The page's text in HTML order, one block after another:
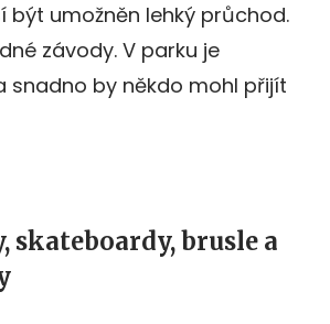
být umožněn lehký průchod.
závody. V parku je
snadno by někdo mohl přijít
skateboardy, brusle a